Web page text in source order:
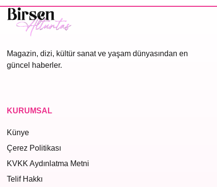
Magazin, dizi, kültür sanat ve yaşam dünyasından en
güncel haberler.
KURUMSAL
Künye
Çerez Politikası
KVKK Aydınlatma Metni
Telif Hakkı